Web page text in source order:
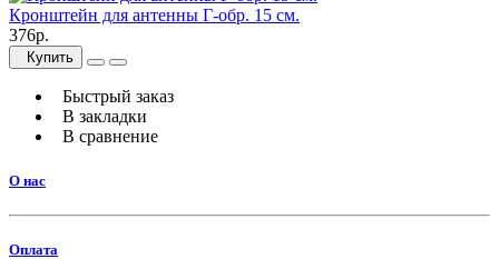
Кронштейн для антенны Г-обр. 15 см.
376р.
Купить
Быстрый заказ
В закладки
В сравнение
О нас
Оплата